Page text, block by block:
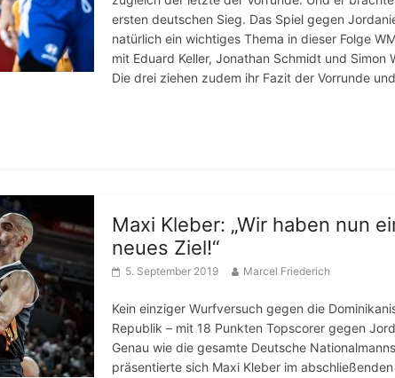
ersten deutschen Sieg. Das Spiel gegen
natürlich ein wichtiges Thema in dieser Folge
mit Eduard Keller, Jonathan Schmidt und Simon
Die drei ziehen zudem ihr Fazit der Vorrunde
Maxi Kleber: „Wir haben nun
neues Ziel!“
5. September 2019 Marcel Friederich
Kein einziger Wurfversuch gegen die
Republik – mit 18 Punkten Topscorer gegen
Genau wie die gesamte Deutsche
präsentierte sich Maxi Kleber im